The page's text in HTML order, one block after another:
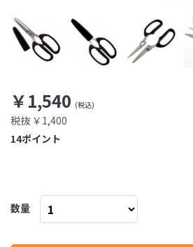
￥1,540
税抜 ￥1,400
ポイント
14
数量